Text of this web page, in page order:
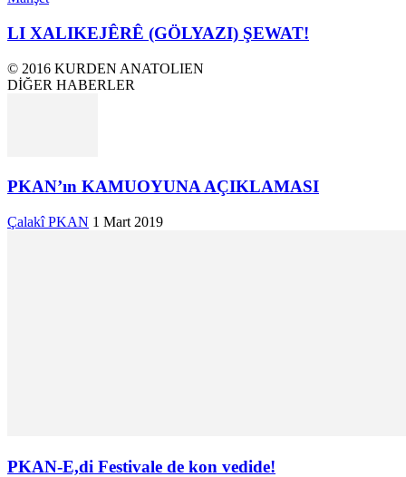
LI XALIKEJÊRÊ (GÖLYAZI) ŞEWAT!
© 2016 KURDEN ANATOLIEN
DİĞER HABERLER
PKAN’ın KAMUOYUNA AÇIKLAMASI
Çalakî PKAN 1 Mart 2019
PKAN-E,di Festivale de kon vedide!